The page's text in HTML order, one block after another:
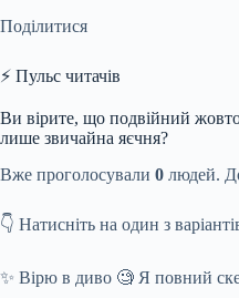
Поділитися
⚡ Пульс читачів
Ви вірите, що подвійний
лише звичайна яєчня?
Вже проголосували 0 людей.
👇 Натисніть на один з
✨ Вірю в диво 🧐 Я повний